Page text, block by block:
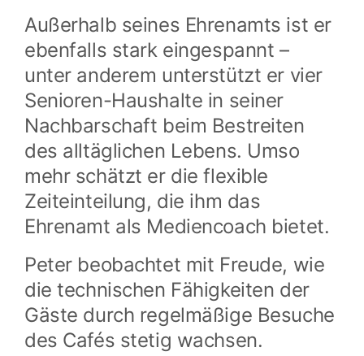
Außerhalb seines Ehrenamts ist er
ebenfalls stark eingespannt –
unter anderem unterstützt er vier
Senioren-Haushalte in seiner
Nachbarschaft beim Bestreiten
des alltäglichen Lebens. Umso
mehr schätzt er die flexible
Zeiteinteilung, die ihm das
Ehrenamt als Mediencoach bietet.
Peter beobachtet mit Freude, wie
die technischen Fähigkeiten der
Gäste durch regelmäßige Besuche
des Cafés stetig wachsen.